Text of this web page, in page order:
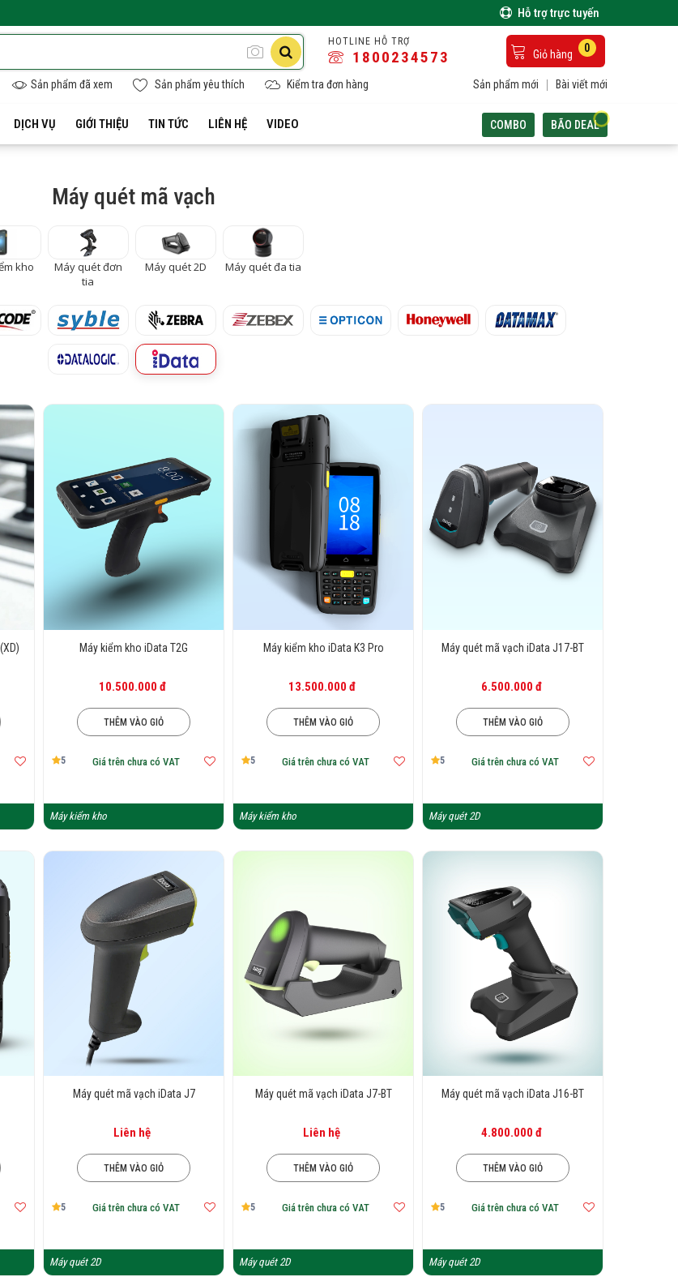
Hỗ trợ trực tuyến
HOTLINE HỖ TRỢ
1800234573 Giỏ hàng 0
Sản phẩm đã xem Sản phẩm yêu thích Kiểm tra đơn hàng Sản phẩm mới Bài viết mới
DỊCH VỤ GIỚI THIỆU TIN TỨC LIÊN HỆ VIDEO COMBO BÃO DEAL
Máy quét mã vạch
kho
Máy quét đơn
tia
Máy quét 2D Máy quét đa tia
Máy kiểm kho iData T2G
10.500.000 đ
THÊM VÀO GIỎ
5 Giá trên chưa có VAT
Máy kiểm kho
Máy kiểm kho iData K3 Pro
13.500.000 đ
THÊM VÀO GIỎ
5 Giá trên chưa có VAT
Máy kiểm kho
Máy quét mã vạch iData J17-BT
6.500.000 đ
THÊM VÀO GIỎ
5 Giá trên chưa có VAT
Máy quét 2D
Máy quét mã vạch iData J7
Liên hệ
THÊM VÀO GIỎ
5 Giá trên chưa có VAT
Máy quét 2D
Máy quét mã vạch iData J7-BT
Liên hệ
THÊM VÀO GIỎ
5 Giá trên chưa có VAT
Máy quét 2D
Máy quét mã vạch iData J16-BT
4.800.000 đ
THÊM VÀO GIỎ
5 Giá trên chưa có VAT
Máy quét 2D